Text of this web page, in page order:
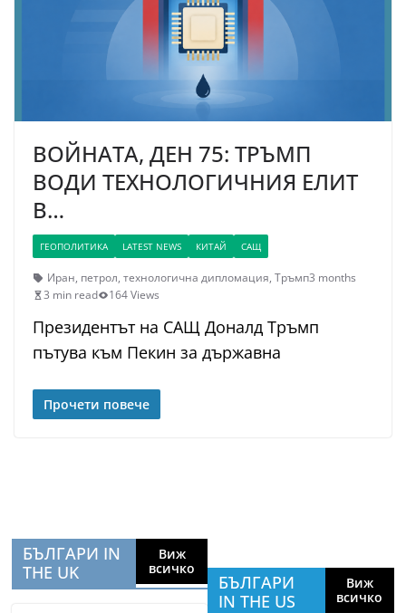
ВОЙНАТА, ДЕН 75: ТРЪМП
ВОДИ ТЕХНОЛОГИЧНИЯ ЕЛИТ
В…
ГЕОПОЛИТИКА LATEST NEWS КИТАЙ САЩ
Иран, петрол, технологична дипломация, Тръмп3 months
3 min read
164 Views
Президентът на САЩ Доналд Тръмп
пътува към Пекин за държавна
Прочети повече
БЪЛГАРИ IN
THE UK
Виж
всичко
БЪЛГАРИ
IN THE US
Виж
всичко